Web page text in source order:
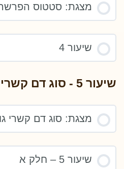
מצגת: סטטוס הפרשה
שיעור 4
שיעור 5 - סוג דם קשרי גופנפש ואישיות
מצגת: סוג דם קשרי
שיעור 5 – חלק א